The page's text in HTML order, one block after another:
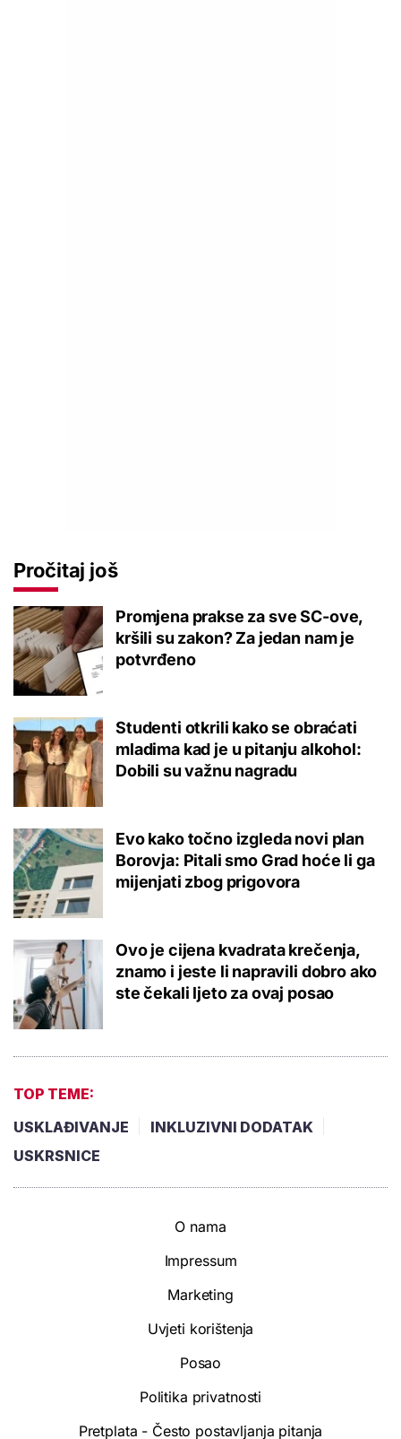
Pročitaj još
Promjena prakse za sve SC-ove,
kršili su zakon? Za jedan nam je
potvrđeno
Studenti otkrili kako se obraćati
mladima kad je u pitanju alkohol:
Dobili su važnu nagradu
Evo kako točno izgleda novi plan
Borovja: Pitali smo Grad hoće li ga
mijenjati zbog prigovora
Ovo je cijena kvadrata krečenja,
znamo i jeste li napravili dobro ako
ste čekali ljeto za ovaj posao
TOP TEME:
USKLAĐIVANJE
INKLUZIVNI DODATAK
USKRSNICE
O nama
Impressum
Marketing
Uvjeti korištenja
Posao
Politika privatnosti
Pretplata - Često postavljanja pitanja